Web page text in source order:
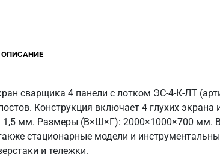
ОПИСАНИЕ
сварщика 4 панели с лотком ЭС-4-К-ЛТ
Конструкция включает 4 глухих
1,5 мм. Размеры (В×Ш×Г): 2000×1000×700 мм.
стационарные модели и
и тележки.